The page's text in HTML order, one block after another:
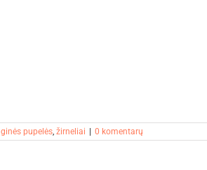
pupelės žirneliai | 0 komentarų